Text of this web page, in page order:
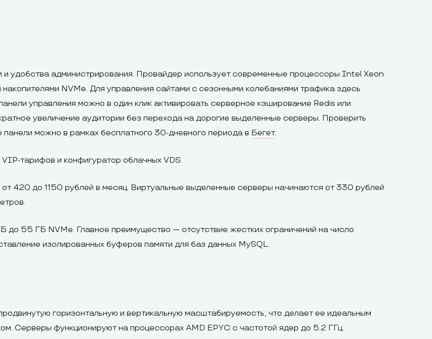
и удобства администрирования. Провайдер использует современные процессоры Intel Xeon
NVMe. Для управления сайтами с сезонными колебаниями трафика здесь
управления можно в один клик активировать серверное кэширование Redis или
увеличение аудитории без перехода на дорогие выделенные серверы. Проверить
можно в рамках бесплатного 30-дневного периода в Бегет.
тарифов и конфигуратор облачных VDS.
420 до 1150 рублей в месяц. Виртуальные выделенные серверы начинаются от 330 рублей
до 55 ГБ NVMe. Главное преимущество — отсутствие жестких ограничений на число
изолированных буферов памяти для баз данных MySQL.
горизонтальную и вертикальную масштабируемость, что делает ее идеальным
Серверы функционируют на процессорах AMD EPYC с частотой ядер до 5.2 ГГц.